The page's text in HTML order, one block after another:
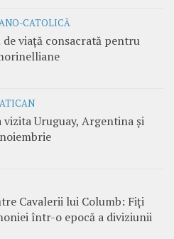
CATOLICĂ
viață consacrată pentru
vizita Uruguay, Argentina și
Cavalerii lui Columb: Fiți
într-o epocă a diviziunii